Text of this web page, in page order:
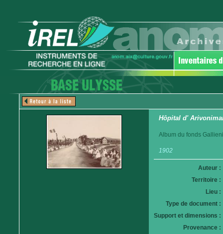
Hôpital d'
Album du fonds
1902
Auteur :
Territoire :
Lieu :
Type de document :
Support et dimensions :
Provenance :